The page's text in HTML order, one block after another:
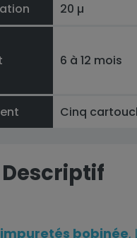
20 µ
6 à 12 mois
Cinq
Descriptif
bobinée,